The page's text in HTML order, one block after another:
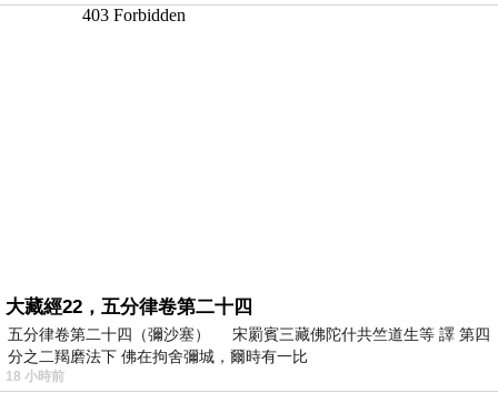
大藏經22，五分律卷第二十四
五分律卷第二十四（彌沙塞） 宋罽賓三藏佛陀什共竺道生等 譯 第四
分之二羯磨法下 佛在拘舍彌城，爾時有一比
18 小時前